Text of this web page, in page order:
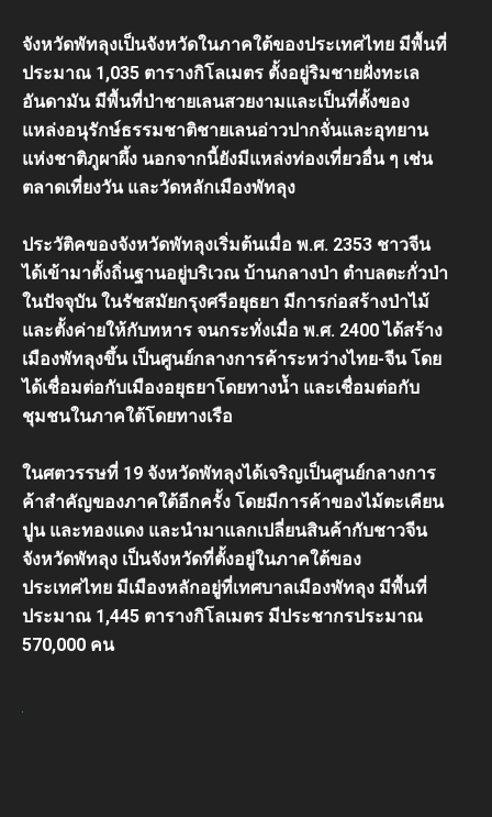
จังหวัดพัทลุงเป็นจังหวัดในภาคใต้ของประเทศไทย มีพื้นที่
ประมาณ 1,035 ตารางกิโลเมตร ตั้งอยู่ริมชายฝั่งทะเล
อันดามัน มีพื้นที่ป่าชายเลนสวยงามและเป็นที่ตั้งของ
แหล่งอนุรักษ์ธรรมชาติชายเลนอ่าวปากจั่นและอุทยาน
แห่งชาติภูผาผึ้ง นอกจากนี้ยังมีแหล่งท่องเที่ยวอื่น ๆ เช่น
ตลาดเที่ยงวัน และวัดหลักเมืองพัทลุง
ประวัติคของจังหวัดพัทลุงเริ่มต้นเมื่อ พ.ศ. 2353 ชาวจีน
ได้เข้ามาตั้งถิ่นฐานอยู่บริเวณ บ้านกลางป่า ตำบลตะกั่วป่า
ในปัจจุบัน ในรัชสมัยกรุงศรีอยุธยา มีการก่อสร้างป่าไม้
และตั้งค่ายให้กับทหาร จนกระทั่งเมื่อ พ.ศ. 2400 ได้สร้าง
เมืองพัทลุงขึ้น เป็นศูนย์กลางการค้าระหว่างไทย-จีน โดย
ได้เชื่อมต่อกับเมืองอยุธยาโดยทางน้ำ และเชื่อมต่อกับ
ชุมชนในภาคใต้โดยทางเรือ
ในศตวรรษที่ 19 จังหวัดพัทลุงได้เจริญเป็นศูนย์กลางการ
ค้าสำคัญของภาคใต้อีกครั้ง โดยมีการค้าของไม้ตะเคียน
ปูน และทองแดง และนำมาแลกเปลี่ยนสินค้ากับชาวจีน
จังหวัดพัทลุง เป็นจังหวัดที่ตั้งอยู่ในภาคใต้ของ
ประเทศไทย มีเมืองหลักอยู่ที่เทศบาลเมืองพัทลุง มีพื้นที่
ประมาณ 1,445 ตารางกิโลเมตร มีประชากรประมาณ
570,000 คน